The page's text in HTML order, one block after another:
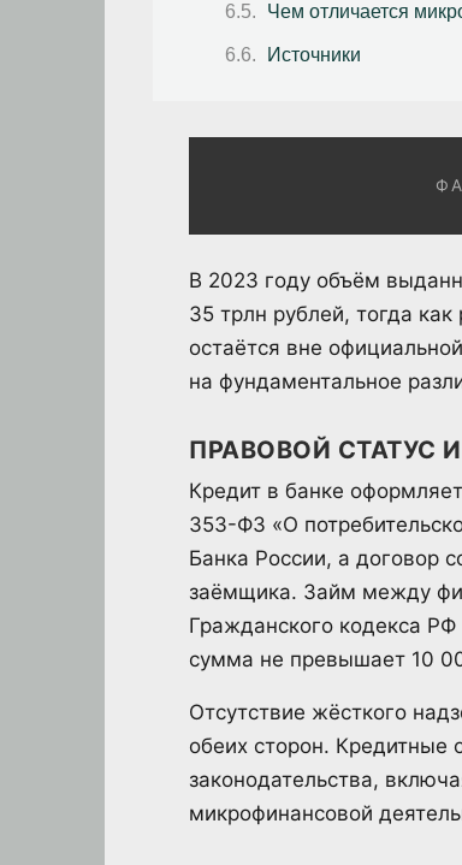
Чем отличается
Источники
В 2023 году объём
35 трлн рублей, тогда
остаётся вне
на фундаментальное
ПРАВОВОЙ СТАТУС
Кредит в банке
353-ФЗ «О
Банка России, а договор
заёмщика. Займ между
Гражданского кодекса
сумма не превышает 10
Отсутствие жёсткого
обеих сторон. Кредитные
законодательства,
микрофинансовой